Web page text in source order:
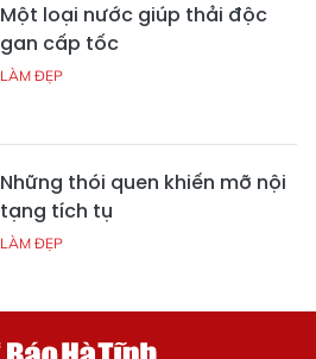
Một loại nước giúp thải độc
gan cấp tốc
LÀM ĐẸP
Những thói quen khiến mỡ nội
tạng tích tụ
LÀM ĐẸP